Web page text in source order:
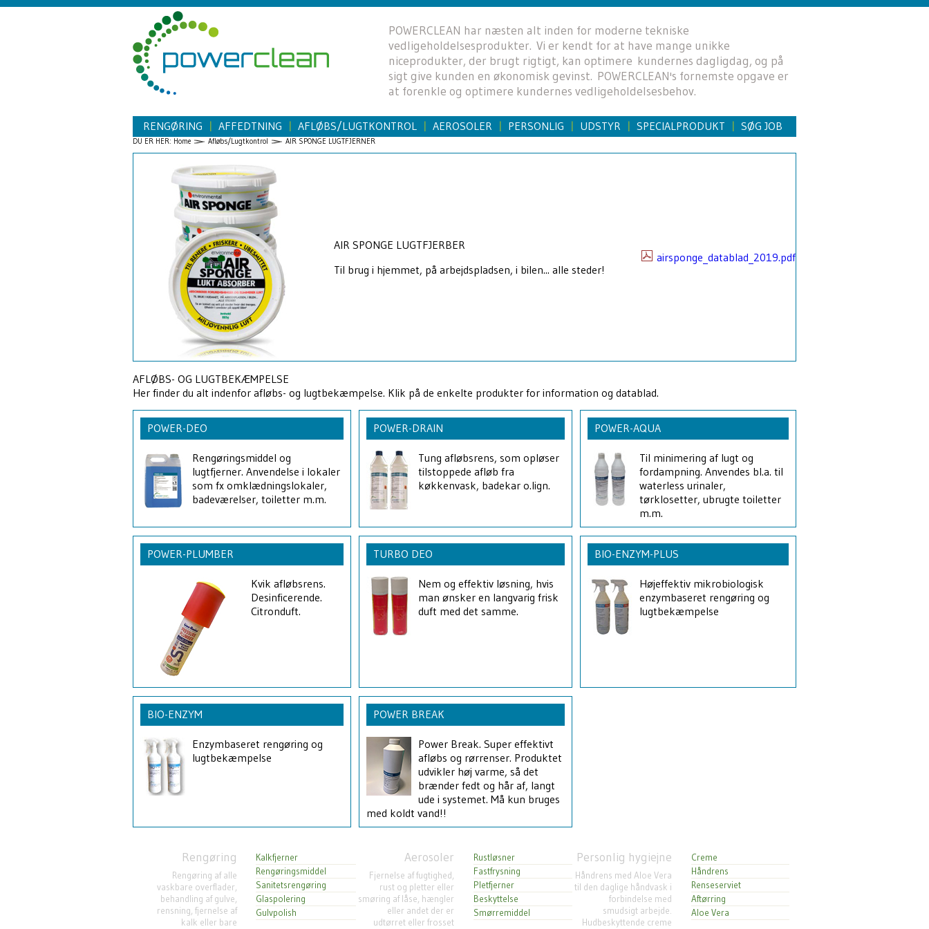
POWERCLEAN har næsten alt inden for moderne tekniske
vedligeholdelsesprodukter. Vi er kendt for at have mange unikke
niceprodukter, der brugt rigtigt, kan optimere kundernes dagligdag, og på
sigt give kunden en økonomisk gevinst. POWERCLEAN's fornemste opgave er
at forenkle og optimere kundernes vedligeholdelsesbehov.
RENGØRING AFFEDTNING AFLØBS/LUGTKONTROL AEROSOLER PERSONLIG UDSTYR SPECIALPRODUKT SØG JOB
DU ER HER: Home Afløbs/Lugtkontrol AIR SPONGE LUGTFJERNER
AIR SPONGE LUGTFJERBER
Til brug i hjemmet, på arbejdspladsen, i bilen... alle steder!
airsponge_datablad_2019.pdf
AFLØBS- OG LUGTBEKÆMPELSE
Her finder du alt indenfor afløbs- og lugtbekæmpelse. Klik på de enkelte produkter for information og datablad.
POWER-DEO
Rengøringsmiddel og
lugtfjerner. Anvendelse i lokaler
som fx omklædningslokaler,
badeværelser, toiletter m.m.
POWER-DRAIN
Tung afløbsrens, som opløser
tilstoppede afløb fra
køkkenvask, badekar o.lign.
POWER-AQUA
Til minimering af lugt og
fordampning. Anvendes bl.a. til
waterless urinaler,
tørklosetter, ubrugte toiletter
m.m.
POWER-PLUMBER
Kvik afløbsrens.
Desinficerende.
Citronduft.
TURBO DEO
Nem og effektiv løsning, hvis
man ønsker en langvarig frisk
duft med det samme.
BIO-ENZYM-PLUS
Højeffektiv mikrobiologisk
enzymbaseret rengøring og
lugtbekæmpelse
BIO-ENZYM
Enzymbaseret rengøring og
lugtbekæmpelse
POWER BREAK
Power Break. Super effektivt
afløbs og rørrenser. Produktet
udvikler høj varme, så det
brænder fedt og hår af, langt
ude i systemet. Må kun bruges
med koldt vand!!
Rengøring
Rengøring af alle
vaskbare overflader,
behandling af gulve,
rensning, fjernelse af
kalk eller bare
Kalkfjerner
Rengøringsmiddel
Sanitetsrengøring
Glaspolering
Gulvpolish
Aerosoler
Fjernelse af fugtighed,
rust og pletter eller
smøring af låse, hængler
eller andet der er
udtørret eller frosset
Rustløsner
Fastfrysning
Pletfjerner
Beskyttelse
Smørremiddel
Personlig hygiejne
Håndrens med Aloe Vera
til den daglige håndvask i
forbindelse med
smudsigt arbejde.
Hudbeskyttende creme
Creme
Håndrens
Renseserviet
Aftørring
Aloe Vera